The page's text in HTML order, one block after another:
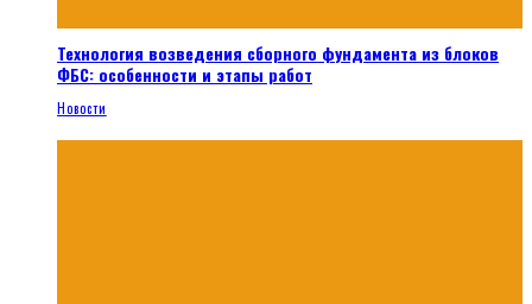
Технология возведения сборного фундамента из блоков
ФБС: особенности и этапы работ
Новости